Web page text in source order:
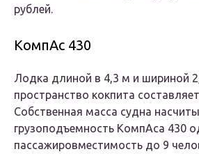
рублей.
КомпАс 430
Лодка длиной в 4,3 м и шириной
пространство кокпита
Собственная масса судна
грузоподъемность КомпАса 430
пассажировместимость до 9